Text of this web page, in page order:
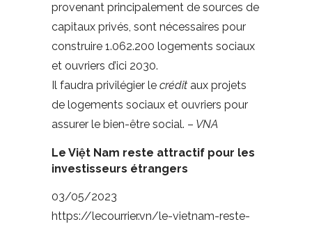
provenant principalement de sources de
capitaux privés, sont nécessaires pour
construire 1.062.200 logements sociaux
et ouvriers d’ici 2030.
Il faudra privilégier le crédit aux projets
de logements sociaux et ouvriers pour
assurer le bien-être social. – VNA
Le Việt Nam reste attractif pour les
investisseurs étrangers
03/05/2023
https://lecourrier.vn/le-vietnam-reste-